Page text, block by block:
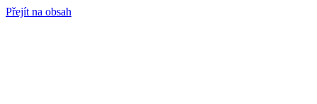
Přejít na obsah